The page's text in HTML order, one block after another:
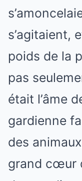
s’agitaient,
poids de la
pas
était l’âme
gardienne
des
grand cœur